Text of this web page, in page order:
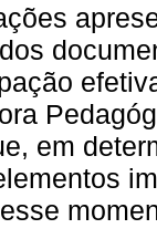
em